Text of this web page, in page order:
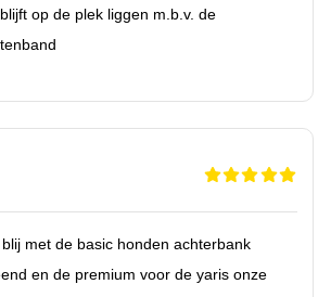
op de plek liggen m.b.v. de
met de basic honden achterbank
en de premium voor de yaris onze